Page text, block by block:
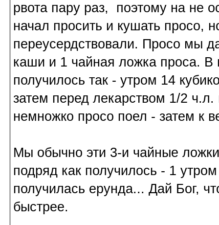
рвота пару раз, поэтому на не
начал просить и кушать просо,
переусердствовали. Просо мы
каши и 1 чайная ложка проса. В
получилось так - утром 14
затем перед лекарством 1/2
немножко просо поел - затем к
Мы обычно эти 3-и чайные
подряд как получилось - 1
получилась ерунда... Дай Бог,
быстрее.